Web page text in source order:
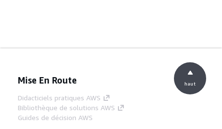
Mise En Route
Didacticiels pratiques AWS
Bibliothèque de solutions AWS
Guides de décision AWS
haut